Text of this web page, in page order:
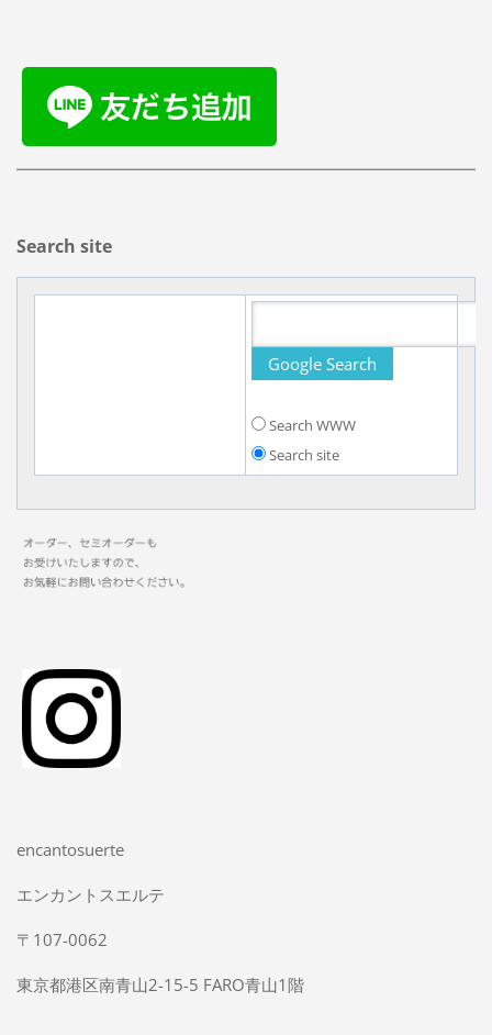
Search site
Search WWW
Search site
encantosuerte
エンカントスエルテ
〒107-0062
東京都港区南青山2-15-5 FARO青山1階